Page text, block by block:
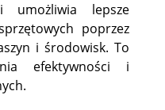
umożliwia lepsze
poprzez
i środowisk. To
efektywności i